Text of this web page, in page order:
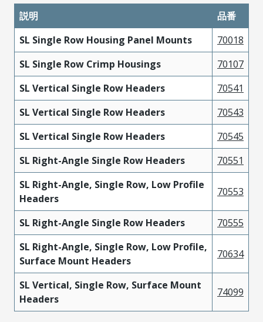
説明
品番
SL Single Row Housing Panel Mounts
70018
SL Single Row Crimp Housings
70107
SL Vertical Single Row Headers
70541
SL Vertical Single Row Headers
70543
SL Vertical Single Row Headers
70545
SL Right-Angle Single Row Headers
70551
SL Right-Angle, Single Row, Low Profile
Headers
70553
SL Right-Angle Single Row Headers
70555
SL Right-Angle, Single Row, Low Profile,
Surface Mount Headers
70634
SL Vertical, Single Row, Surface Mount
Headers
74099